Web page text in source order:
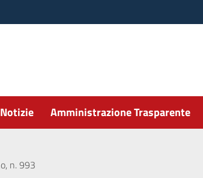
Notizie Amministrazione Trasparente
n. 993